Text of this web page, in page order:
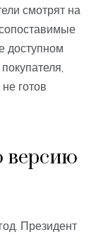
смотрят на
доступном
готов
версию
Президент